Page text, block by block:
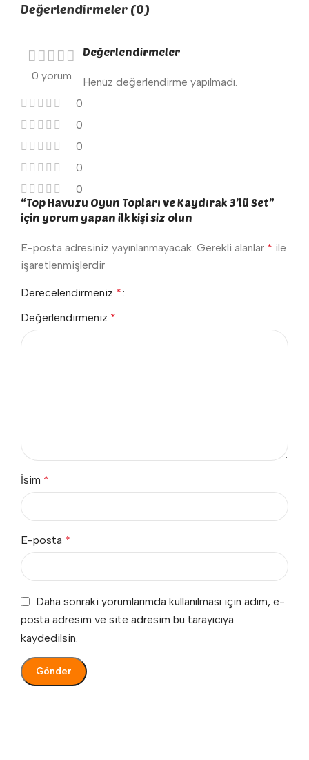
Değerlendirmeler (0)
0 yorum
0
0
0
0
0
Değerlendirmeler
Henüz değerlendirme yapılmadı.
“Top Havuzu Oyun Topları ve Kaydırak 3’lü Set”
için yorum yapan ilk kişi siz olun
E-posta adresiniz yayınlanmayacak. Gerekli alanlar * ile
işaretlenmişlerdir
Derecelendirmeniz *
Değerlendirmeniz *
İsim *
E-posta *
Daha sonraki yorumlarımda kullanılması için adım, e-
posta adresim ve site adresim bu tarayıcıya
kaydedilsin.